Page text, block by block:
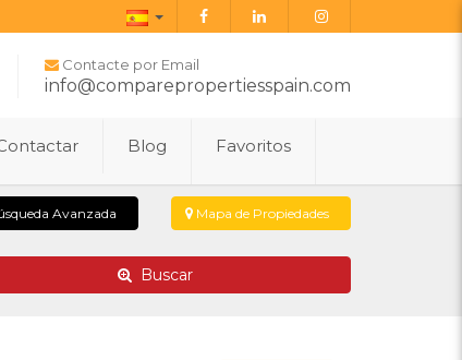
Español
Contacte por Email
info@comparepropertiesspain.com
Blog Favoritos
Avanzada Mapa de Propiedades
Buscar